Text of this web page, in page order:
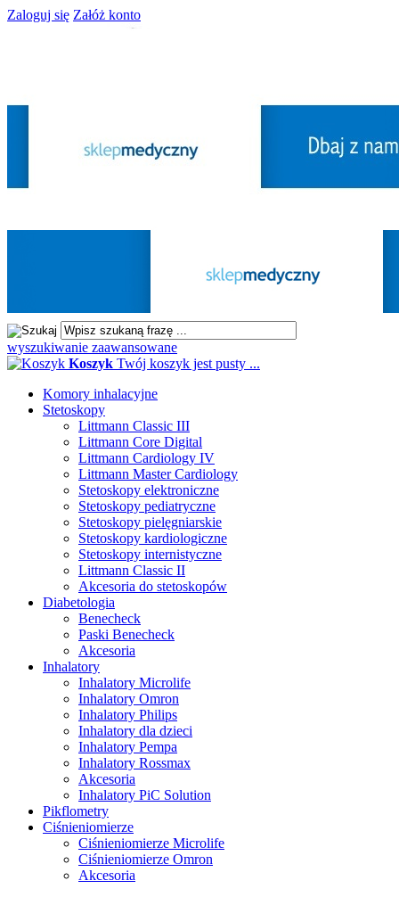
Zaloguj się Załóż konto
wyszukiwanie zaawansowane
Koszyk Twój koszyk jest pusty ...
Komory inhalacyjne
Stetoskopy
Littmann Classic III
Littmann Core Digital
Littmann Cardiology IV
Littmann Master Cardiology
Stetoskopy elektroniczne
Stetoskopy pediatryczne
Stetoskopy pielęgniarskie
Stetoskopy kardiologiczne
Stetoskopy internistyczne
Littmann Classic II
Akcesoria do stetoskopów
Diabetologia
Benecheck
Paski Benecheck
Akcesoria
Inhalatory
Inhalatory Microlife
Inhalatory Omron
Inhalatory Philips
Inhalatory dla dzieci
Inhalatory Pempa
Inhalatory Rossmax
Akcesoria
Inhalatory PiC Solution
Pikflometry
Ciśnieniomierze
Ciśnieniomierze Microlife
Ciśnieniomierze Omron
Akcesoria